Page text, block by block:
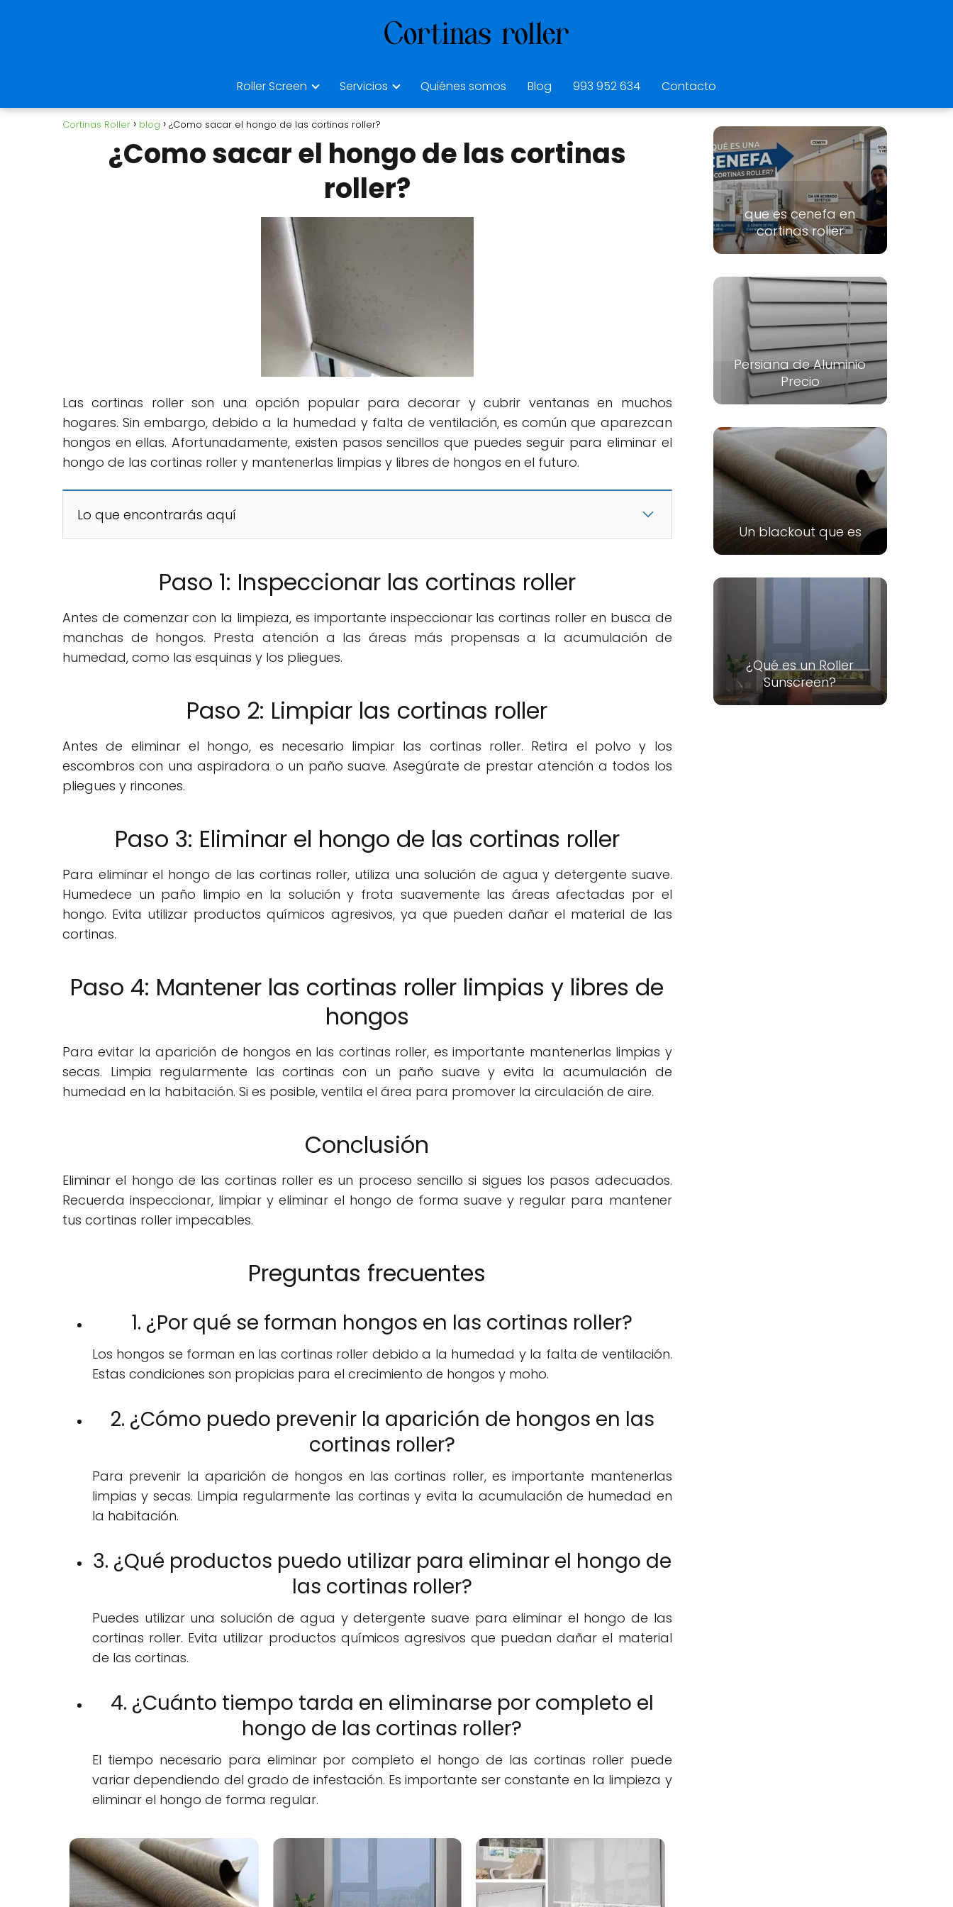
Roller Screen Servicios Quiénes somos Blog 993 952 634 Contacto
Cortinas Roller blog ¿Como sacar el hongo de las cortinas roller?
¿Como sacar el hongo de las cortinas
roller?
Las cortinas roller son una opción popular para decorar y cubrir ventanas en muchos
hogares. Sin embargo, debido a la humedad y falta de ventilación, es común que aparezcan
hongos en ellas. Afortunadamente, existen pasos sencillos que puedes seguir para eliminar el
hongo de las cortinas roller y mantenerlas limpias y libres de hongos en el futuro.
Lo que encontrarás aquí
Paso 1: Inspeccionar las cortinas roller
Antes de comenzar con la limpieza, es importante inspeccionar las cortinas roller en busca de
manchas de hongos. Presta atención a las áreas más propensas a la acumulación de
humedad, como las esquinas y los pliegues.
Paso 2: Limpiar las cortinas roller
Antes de eliminar el hongo, es necesario limpiar las cortinas roller. Retira el polvo y los
escombros con una aspiradora o un paño suave. Asegúrate de prestar atención a todos los
pliegues y rincones.
Paso 3: Eliminar el hongo de las cortinas roller
Para eliminar el hongo de las cortinas roller, utiliza una solución de agua y detergente suave.
Humedece un paño limpio en la solución y frota suavemente las áreas afectadas por el
hongo. Evita utilizar productos químicos agresivos, ya que pueden dañar el material de las
cortinas.
Paso 4: Mantener las cortinas roller limpias y libres de
hongos
Para evitar la aparición de hongos en las cortinas roller, es importante mantenerlas limpias y
secas. Limpia regularmente las cortinas con un paño suave y evita la acumulación de
humedad en la habitación. Si es posible, ventila el área para promover la circulación de aire.
Conclusión
Eliminar el hongo de las cortinas roller es un proceso sencillo si sigues los pasos adecuados.
Recuerda inspeccionar, limpiar y eliminar el hongo de forma suave y regular para mantener
tus cortinas roller impecables.
Preguntas frecuentes
1. ¿Por qué se forman hongos en las cortinas roller?
Los hongos se forman en las cortinas roller debido a la humedad y la falta de ventilación.
Estas condiciones son propicias para el crecimiento de hongos y moho.
2. ¿Cómo puedo prevenir la aparición de hongos en las
cortinas roller?
Para prevenir la aparición de hongos en las cortinas roller, es importante mantenerlas
limpias y secas. Limpia regularmente las cortinas y evita la acumulación de humedad en
la habitación.
3. ¿Qué productos puedo utilizar para eliminar el hongo de
las cortinas roller?
Puedes utilizar una solución de agua y detergente suave para eliminar el hongo de las
cortinas roller. Evita utilizar productos químicos agresivos que puedan dañar el material
de las cortinas.
4. ¿Cuánto tiempo tarda en eliminarse por completo el
hongo de las cortinas roller?
El tiempo necesario para eliminar por completo el hongo de las cortinas roller puede
variar dependiendo del grado de infestación. Es importante ser constante en la limpieza y
eliminar el hongo de forma regular.
que es cenefa en
cortinas roller
Persiana de Aluminio
Precio
Un blackout que es
¿Qué es un Roller
Sunscreen?